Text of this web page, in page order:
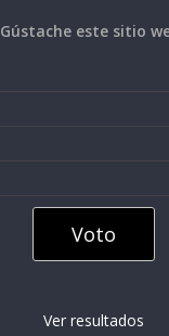
Gústache este sitio
Ver resultados